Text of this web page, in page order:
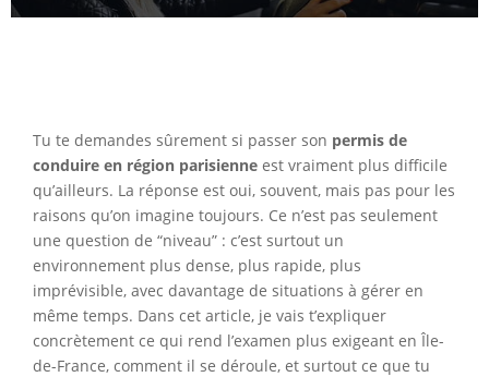
Tu te demandes sûrement si passer son permis de
conduire en région parisienne est vraiment plus difficile
qu’ailleurs. La réponse est oui, souvent, mais pas pour les
raisons qu’on imagine toujours. Ce n’est pas seulement
une question de “niveau” : c’est surtout un
environnement plus dense, plus rapide, plus
imprévisible, avec davantage de situations à gérer en
même temps. Dans cet article, je vais t’expliquer
concrètement ce qui rend l’examen plus exigeant en Île-
de-France, comment il se déroule, et surtout ce que tu